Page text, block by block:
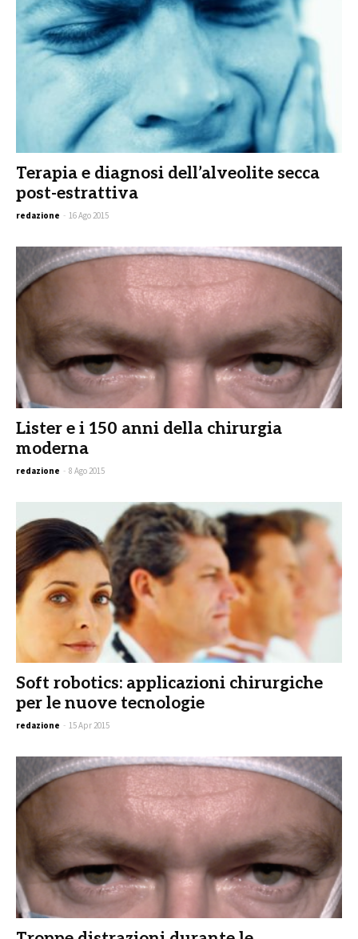
Terapia e diagnosi dell’alveolite secca
post-estrattiva
redazione - 16 Ago 2015
Lister e i 150 anni della chirurgia
moderna
redazione - 8 Ago 2015
Soft robotics: applicazioni chirurgiche
per le nuove tecnologie
redazione - 15 Apr 2015